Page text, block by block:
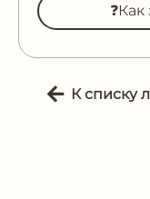
К списку